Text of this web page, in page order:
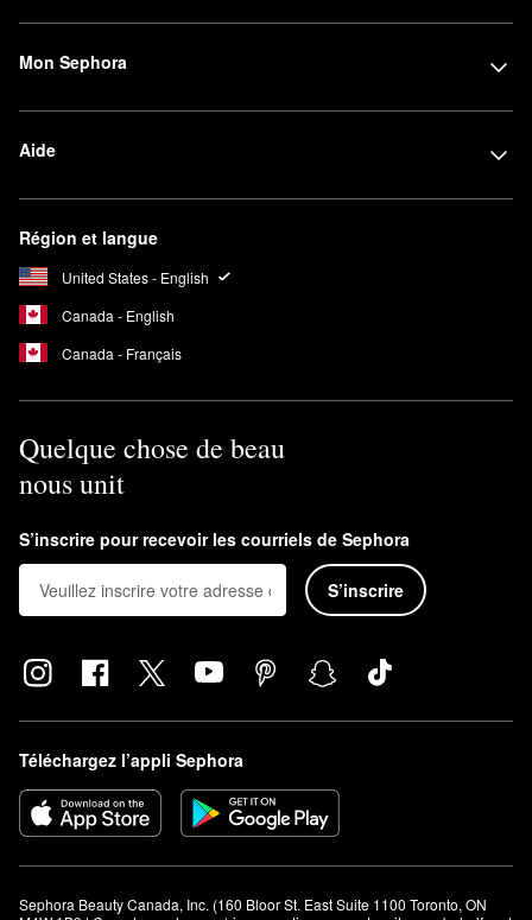
Mon Sephora
Aide
Région et langue
United States - English
Canada - English
Canada - Français
Quelque chose de beau
nous unit
S’inscrire pour recevoir les courriels de Sephora
S’inscrire
Téléchargez l’appli Sephora
Sephora Beauty Canada, Inc. (160 Bloor St. East Suite 1100 Toronto, ON